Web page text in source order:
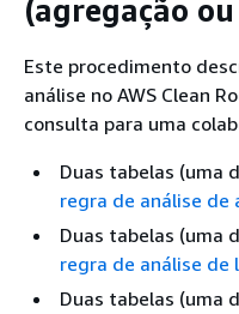
(agregação
Este procedimento
análise no AWS Clean
consulta para uma
Duas tabelas (uma
regra de análise de
Duas tabelas (uma
regra de análise de
Duas tabelas (uma